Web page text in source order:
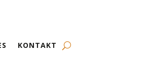
KONTAKT